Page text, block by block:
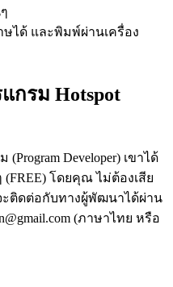
ได้ และพิมพ์ผ่านเครื่อง
กรม Hotspot
Developer) เขาได้
โดยคุณ ไม่ต้องเสีย
ติดต่อกับทางผู้พัฒนาได้ผ่าน
(ภาษาไทย หรือ